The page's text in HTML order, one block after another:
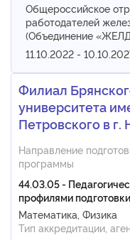
Общероссийское
работодателей
(Объединение
11.10.2022 -
Филиал
университета
Петровского в
Направление
программы
44.03.05 -
профилями
Математика, Физика
Тип аккредитации,